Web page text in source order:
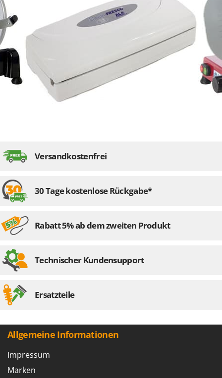
N
Nilfisk
Ninja
Novatec
O
Olix
Omas
Ooni
Palumbo Pavi
Paterlini
Philips
Versandkostenfrei
30 Tage kostenlose Rückgabe*
Rabatt 5% ab dem zweiten Produkt
Technischer Kundensupport
Ersatzteile
Allgemeine Informationen
Impressum
Marken